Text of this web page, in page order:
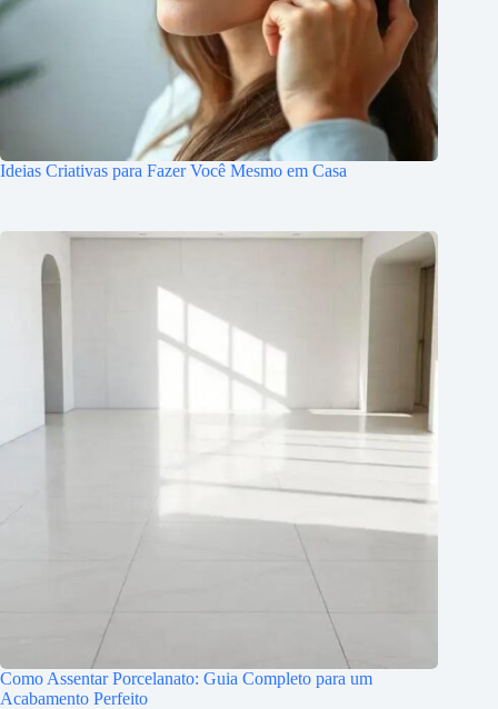
Ideias Criativas para Fazer Você Mesmo em Casa
Como Assentar Porcelanato: Guia Completo para um
Acabamento Perfeito